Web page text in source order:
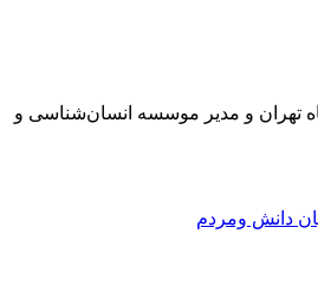
تهران و مدیر موسسه انسان‌شناسی و
دانش ومردم